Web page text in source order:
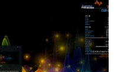
O resumo do changelog
de 2021 é: atualização
e tema GRUB;
visuais para